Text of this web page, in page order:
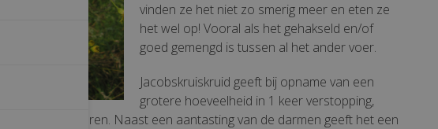
vinden ze het niet zo smerig meer en eten ze
het wel op! Vooral als het gehakseld en/of
goed gemengd is tussen al het ander voer.
Jacobskruiskruid geeft bij opname van een
grotere hoeveelheid in 1 keer verstopping,
en vermageren. Naast een aantasting van de darmen geeft het een